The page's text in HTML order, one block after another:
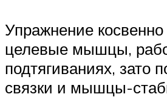
Упражнение
целевые мышцы,
подтягиваниях, зато
связки и мышцы-